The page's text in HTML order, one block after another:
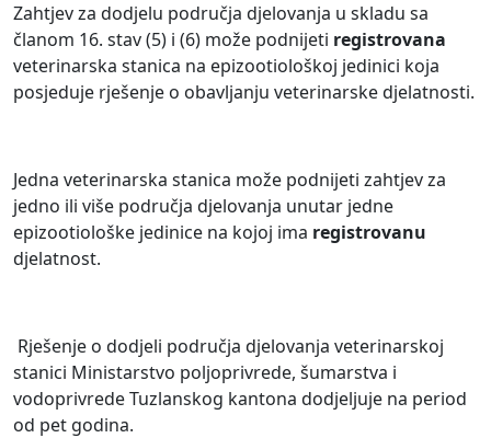
Zahtjev za dodjelu područja djelovanja u skladu sa
članom 16. stav (5) i (6) može podnijeti registrovana
veterinarska stanica na epizootiološkoj jedinici koja
posjeduje rješenje o obavljanju veterinarske djelatnosti.
Jedna veterinarska stanica može podnijeti zahtjev za
jedno ili više područja djelovanja unutar jedne
epizootiološke jedinice na kojoj ima registrovanu
djelatnost.
Rješenje o dodjeli područja djelovanja veterinarskoj
stanici Ministarstvo poljoprivrede, šumarstva i
vodoprivrede Tuzlanskog kantona dodjeljuje na period
od pet godina.